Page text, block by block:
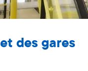
des gares